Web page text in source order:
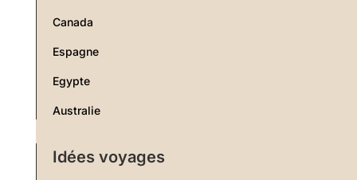
Canada
Espagne
Egypte
Australie
Idées voyages